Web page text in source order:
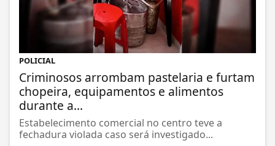
POLICIAL
Criminosos arrombam pastelaria e furtam
chopeira, equipamentos e alimentos
durante a...
Estabelecimento comercial no centro teve a
fechadura violada caso será investigado...